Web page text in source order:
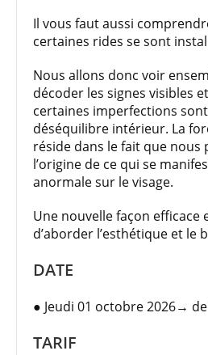
Il vous faut aussi
certaines rides se sont
Nous allons donc voir
décoder les signes visibles
certaines imperfections
déséquilibre intérieur. La
réside dans le fait que
l’origine de ce qui se
anormale sur le visage.
Une nouvelle façon efficace
d’aborder l’esthétique et le
DATE
● Jeudi 01 octobre 2026→
TARIF